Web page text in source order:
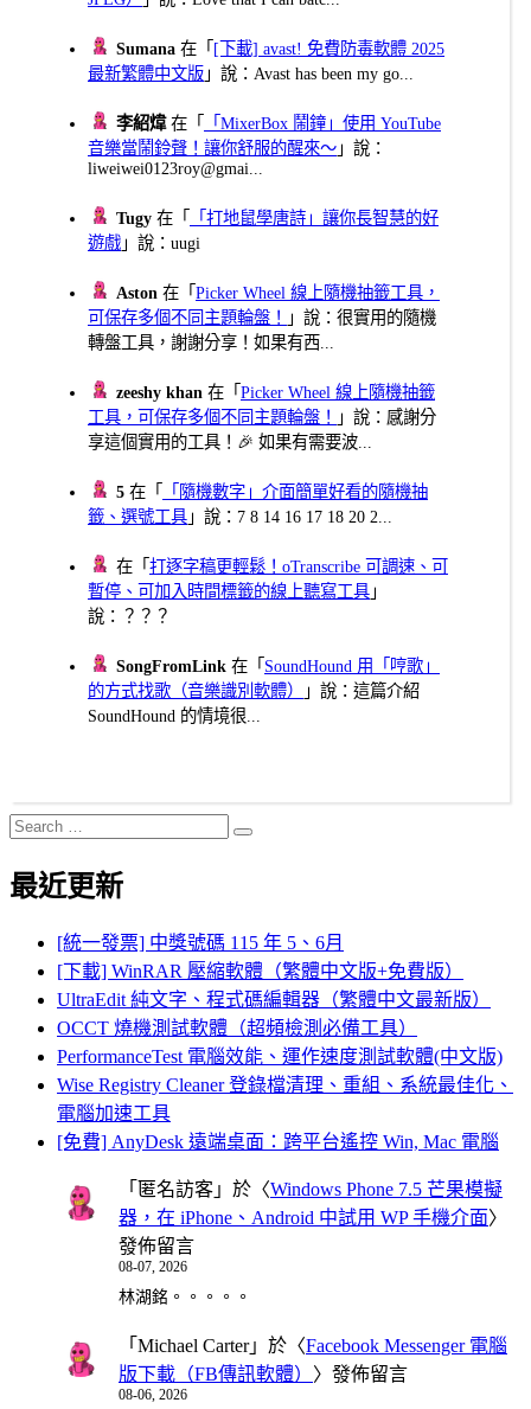
Sumana 在「 [下載] avast! 免費防毒軟體 2025
最新繁體中文版 」說：Avast has been my go...
李紹煒在「
「MixerBox 鬧鐘」使用 YouTube
音樂當鬧鈴聲！讓你舒服的醒來～ 」說：
liweiwei0123roy@gmai...
Tugy 在「
「打地鼠學唐詩」讓你長智慧的好
遊戲 」說：uugi
Aston 在「Picker Wheel 線上隨機抽籤工具，
可保存多個不同主題輪盤！
」說：很實用的隨機
轉盤工具，謝謝分享！如果有西...
zeeshy khan 在「Picker Wheel 線上隨機抽籤
工具，可保存多個不同主題輪盤！
」說：感謝分
享這個實用的工具！🎉 如果有需要波...
5 在「
「隨機數字」介面簡單好看的隨機抽
籤、選號工具 」說：7 8 14 16 17 18 20 2...
在「打逐字稿更輕鬆！oTranscribe 可調速、可
暫停、可加入時間標籤的線上聽寫工具 」
說：？？？
SongFromLink 在「 SoundHound 用「哼歌」
的方式找歌（音樂識別軟體）
」說：這篇介紹
SoundHound 的情境很...
Search
for:
Search
最近更新
[統一發票] 中獎號碼 115 年 5、6月
[下載] WinRAR 壓縮軟體（繁體中文版+免費版）
UltraEdit 純文字、程式碼編輯器（繁體中文最新版）
OCCT 燒機測試軟體（超頻檢測必備工具）
PerformanceTest 電腦效能、運作速度測試軟體(中文版)
Wise Registry Cleaner 登錄檔清理、重組、系統最佳化、
電腦加速工具
[免費] AnyDesk 遠端桌面：跨平台遙控 Win, Mac 電腦
「 匿名訪客 」於〈Windows Phone 7.5 芒果模擬
器，在 iPhone、Android 中試用 WP 手機介面〉
發佈留言
08-07, 2026
林湖銘。。。。。
「 Michael Carter」於〈Facebook Messenger 電腦
版下載（FB傳訊軟體） 〉發佈留言
08-06, 2026